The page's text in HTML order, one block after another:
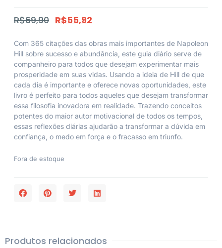
R$69,90 R$55,92
Com 365 citações das obras mais importantes de Napoleon
Hill sobre sucesso e abundância, este guia diário serve de
companheiro para todos que desejam experimentar mais
prosperidade em suas vidas. Usando a ideia de Hill de que
cada dia é importante e oferece novas oportunidades, este
livro é perfeito para todos aqueles que desejam transformar
essa filosofia inovadora em realidade. Trazendo conceitos
potentes do maior autor motivacional de todos os tempos,
essas reflexões diárias ajudarão a transformar a dúvida em
confiança, o medo em força e o fracasso em triunfo.
Fora de estoque
Produtos relacionados